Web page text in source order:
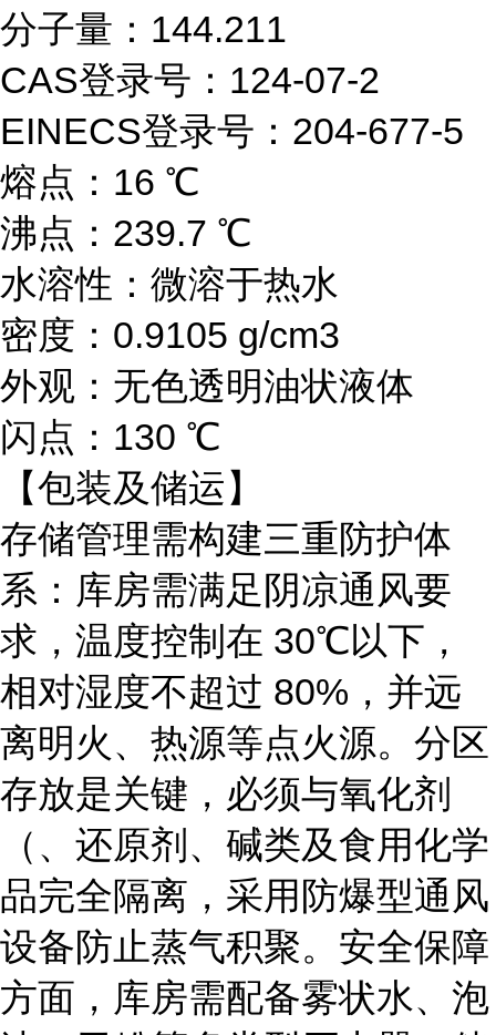
分子量：144.211
CAS登录号：124-07-2
EINECS登录号：204-677-5
熔点：16 ℃
沸点：239.7 ℃
水溶性：微溶于热水
密度：0.9105 g/cm3
外观：无色透明油状液体
闪点：130 ℃
【包装及储运】
存储管理需构建三重防护体
系： 库房需满足阴凉通风要
求，温度控制在 30℃以下，
相对湿度不超过 80%，并远
离明火、热源等点火源。分区
存放是关键，必须与氧化剂
（、还原剂、碱类及食用化学
品完全隔离，采用防爆型通风
设备防止蒸气积聚。安全保障
方面，库房需配备雾状水、泡